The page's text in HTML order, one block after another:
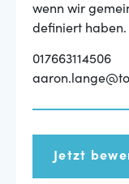
wenn wir
definiert haben.
017663114506
Jetzt